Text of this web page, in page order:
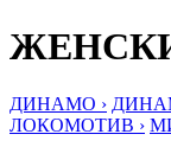
ДИНАМО ›
ЛОКОМОТИВ ›